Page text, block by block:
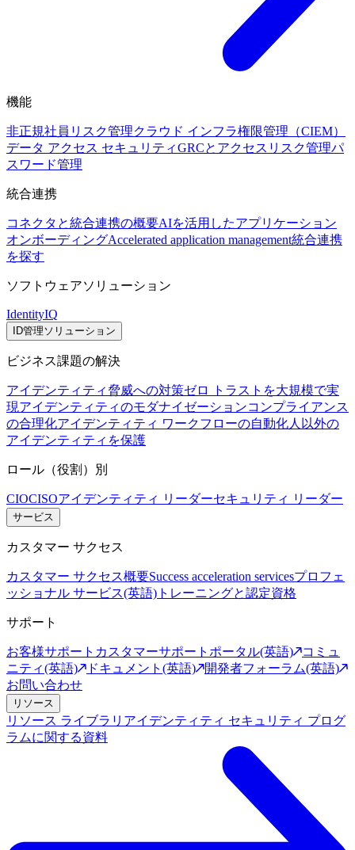
機能
非正規社員リスク管理クラウド インフラ権限管理（CIEM）
データ アクセス セキュリティGRCとアクセスリスク管理パ
スワード管理
統合連携
コネクタと統合連携の概要AIを活用したアプリケーション
オンボーディングAccelerated application management統合連携
を探す
ソフトウェアソリューション
IdentityIQ
ID管理ソリューション
ビジネス課題の解決
アイデンティティ脅威への対策ゼロ トラストを大規模で実
現アイデンティティのモダナイゼーションコンプライアンス
の合理化アイデンティティ ワークフローの自動化人以外の
アイデンティティを保護
ロール（役割）別
CIOCISOアイデンティティ リーダーセキュリティ リーダー
サービス
カスタマー サクセス
カスタマー サクセス概要Success acceleration servicesプロフェ
ッショナル サービス(英語) トレーニングと認定資格
サポート
お客様サポート カスタマーサポートポータル(英語)
コミュ
ニティ(英語)
ドキュメント(英語)
開発者フォーラム(英語)
お問い合わせ
リソース
リソース ライブラリ アイデンティティ セキュリティ プログ
ラムに関する資料